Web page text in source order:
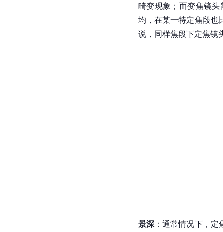
畸变现象；而变焦镜
均，在某一特定焦段也
说，同样焦段下定焦镜
景深 ：通常情况下，